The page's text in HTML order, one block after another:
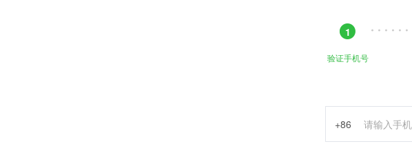
1
验证手机号
+86